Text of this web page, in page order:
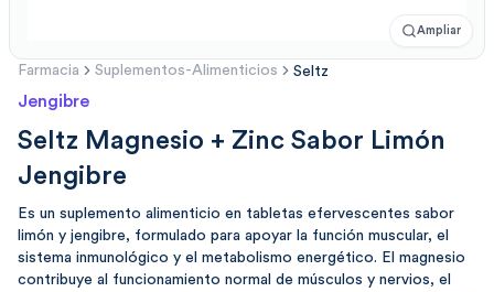
Ampliar
Farmacia Suplementos-Alimenticios Seltz
Jengibre
Seltz Magnesio + Zinc Sabor Limón
Jengibre
Es un suplemento alimenticio en tabletas efervescentes sabor
limón y jengibre, formulado para apoyar la función muscular, el
sistema inmunológico y el metabolismo energético. El magnesio
contribuye al funcionamiento normal de músculos y nervios, el